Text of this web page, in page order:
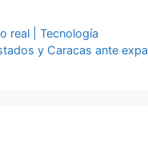
real | Tecnología
y Caracas ante